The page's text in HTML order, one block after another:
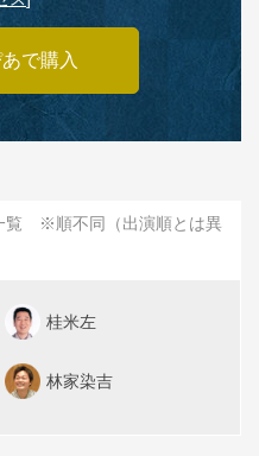
で購入
覧 ※順不同（出演順とは異
桂米左
林家染吉